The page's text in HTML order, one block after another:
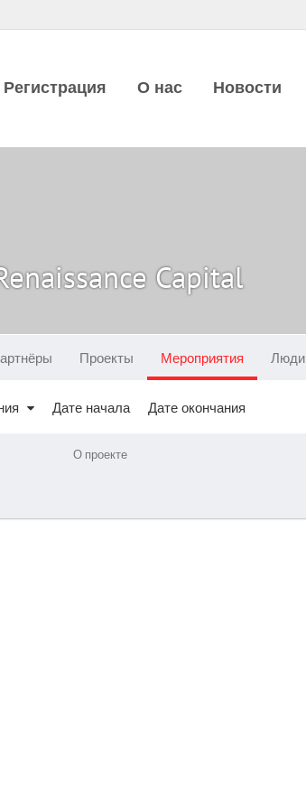
Регистрация О нас Новости
Capital
Проекты Мероприятия Люди
Дате начала Дате окончания
О проекте